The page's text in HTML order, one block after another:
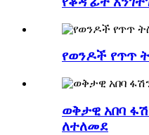
የወንዶች የጥጥ
ወቅታዊ አበባ
ለተለመደ